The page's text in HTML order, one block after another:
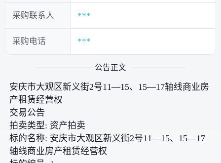
采购联系人 ***
采购电话 ***
公告正文
安庆市大观区新义街2号11—15、15—17轴线商业房
产租赁经营权
交易公告
拍卖类型: 资产拍卖
标的名称: 安庆市大观区新义街2号11—15、15—17
轴线商业房产租赁经营权